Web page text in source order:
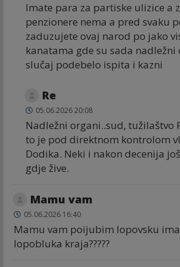
Imate para za partiske ulizice a
penzionere nema a pred svaku
zaduzujete ovaj narod po jako
kanatama gde su sada nadležni
slučaj podebelo ispita i kazni
Re
05.06.2026 20:08
Nadležni organi..sud, tužilaštvo
to je pod direktnom kontrolom
Dodika. Neki i nakon decenija
gdje žive.
Mamu vam
05.06.2026 16:40
Mamu vam poijubim lopovsku
lopobluka kraja?????